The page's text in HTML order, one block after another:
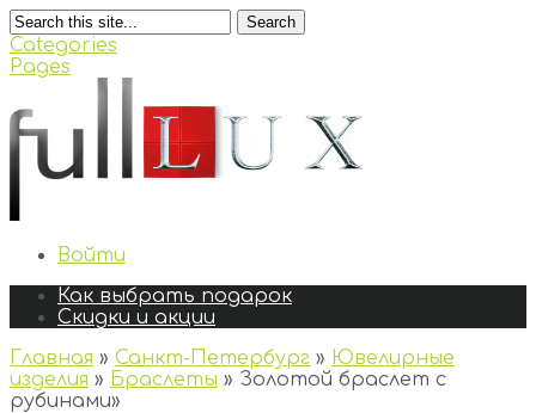
Search
Categories
Pages
Войти
Как выбрать подарок
Скидки и акции
Главная » Санкт-Петербург » Ювелирные
изделия » Браслеты » Золотой браслет с
рубинами»